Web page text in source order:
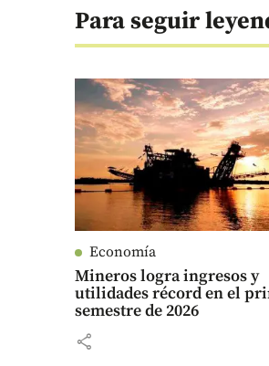
Para seguir
Economía
Mineros logra ingresos y
utilidades récord en el
semestre de 2026
share